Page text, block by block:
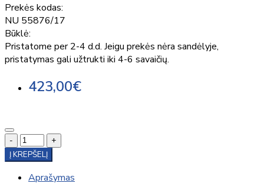
Prekės kodas:
NU 55876/17
Būklė:
Pristatome per 2-4 d.d. Jeigu prekės nėra sandėlyje,
pristatymas gali užtrukti iki 4-6 savaičių.
423,00€
-
+
Į KREPŠELĮ
Aprašymas